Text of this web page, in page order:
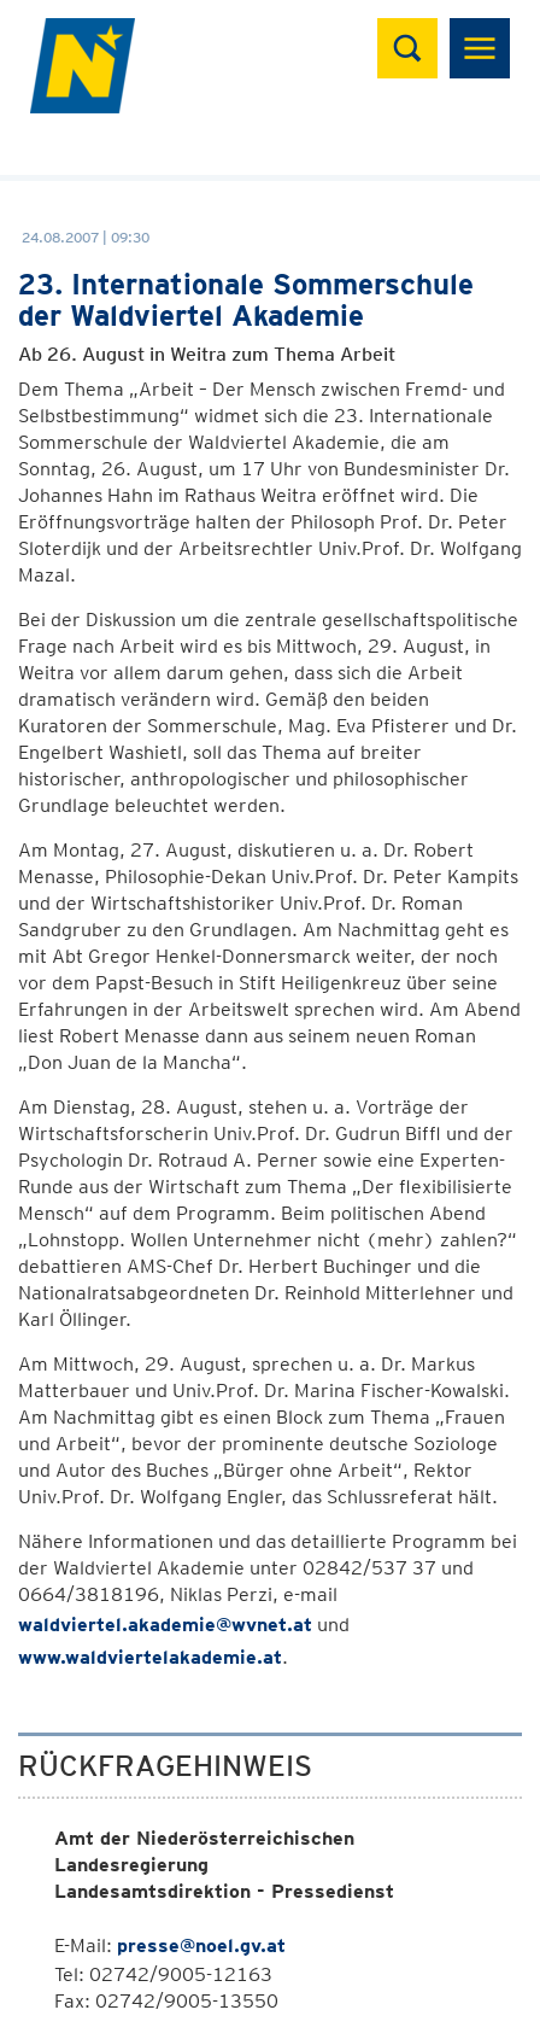
Suchen
24.08.2007 | 09:30
23. Internationale Sommerschule
der Waldviertel Akademie
Ab 26. August in Weitra zum Thema Arbeit
Dem Thema „Arbeit – Der Mensch zwischen Fremd- und
Selbstbestimmung“ widmet sich die 23. Internationale
Sommerschule der Waldviertel Akademie, die am
Sonntag, 26. August, um 17 Uhr von Bundesminister Dr.
Johannes Hahn im Rathaus Weitra eröffnet wird. Die
Eröffnungsvorträge halten der Philosoph Prof. Dr. Peter
Sloterdijk und der Arbeitsrechtler Univ.Prof. Dr. Wolfgang
Mazal.
Bei der Diskussion um die zentrale gesellschaftspolitische
Frage nach Arbeit wird es bis Mittwoch, 29. August, in
Weitra vor allem darum gehen, dass sich die Arbeit
dramatisch verändern wird. Gemäß den beiden
Kuratoren der Sommerschule, Mag. Eva Pfisterer und Dr.
Engelbert Washietl, soll das Thema auf breiter
historischer, anthropologischer und philosophischer
Grundlage beleuchtet werden.
Am Montag, 27. August, diskutieren u. a. Dr. Robert
Menasse, Philosophie-Dekan Univ.Prof. Dr. Peter Kampits
und der Wirtschaftshistoriker Univ.Prof. Dr. Roman
Sandgruber zu den Grundlagen. Am Nachmittag geht es
mit Abt Gregor Henkel-Donnersmarck weiter, der noch
vor dem Papst-Besuch in Stift Heiligenkreuz über seine
Erfahrungen in der Arbeitswelt sprechen wird. Am Abend
liest Robert Menasse dann aus seinem neuen Roman
„Don Juan de la Mancha“.
Am Dienstag, 28. August, stehen u. a. Vorträge der
Wirtschaftsforscherin Univ.Prof. Dr. Gudrun Biffl und der
Psychologin Dr. Rotraud A. Perner sowie eine Experten-
Runde aus der Wirtschaft zum Thema „Der flexibilisierte
Mensch“ auf dem Programm. Beim politischen Abend
„Lohnstopp. Wollen Unternehmer nicht (mehr) zahlen?“
debattieren AMS-Chef Dr. Herbert Buchinger und die
Nationalratsabgeordneten Dr. Reinhold Mitterlehner und
Karl Öllinger.
Am Mittwoch, 29. August, sprechen u. a. Dr. Markus
Matterbauer und Univ.Prof. Dr. Marina Fischer-Kowalski.
Am Nachmittag gibt es einen Block zum Thema „Frauen
und Arbeit“, bevor der prominente deutsche Soziologe
und Autor des Buches „Bürger ohne Arbeit“, Rektor
Univ.Prof. Dr. Wolfgang Engler, das Schlussreferat hält.
Nähere Informationen und das detaillierte Programm bei
der Waldviertel Akademie unter 02842/537 37 und
0664/3818196, Niklas Perzi, e-mail
waldviertel.akademie@wvnet.at und
www.waldviertelakademie.at.
RÜCKFRAGEHINWEIS
Amt der Niederösterreichischen
Landesregierung
Landesamtsdirektion - Pressedienst
E-Mail: presse@noel.gv.at
Tel: 02742/9005-12163
Fax: 02742/9005-13550